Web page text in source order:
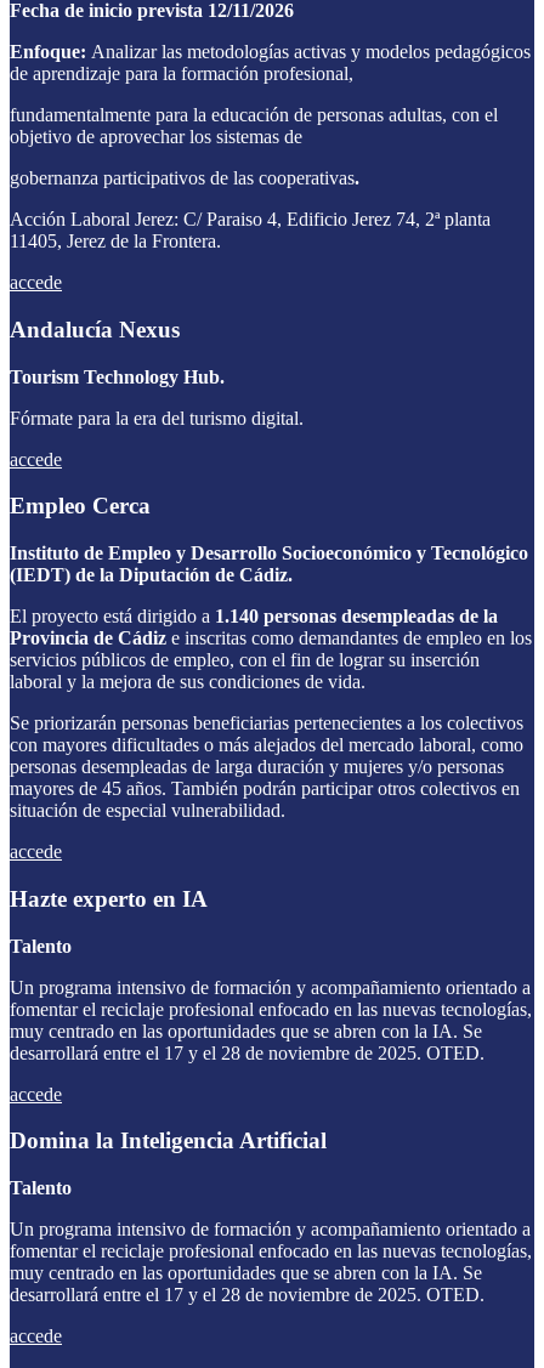
Fecha de inicio prevista 12/11/2026
Enfoque: Analizar las metodologías activas y modelos pedagógicos
de aprendizaje para la formación profesional,
fundamentalmente para la educación de personas adultas, con el
objetivo de aprovechar los sistemas de
gobernanza participativos de las cooperativas.
Acción Laboral Jerez: C/ Paraiso 4, Edificio Jerez 74, 2ª planta
11405, Jerez de la Frontera.
accede
Andalucía Nexus
Tourism Technology Hub.
Fórmate para la era del turismo digital.
accede
Empleo Cerca
Instituto de Empleo y Desarrollo Socioeconómico y Tecnológico
(IEDT) de la Diputación de Cádiz.
El proyecto está dirigido a 1.140 personas desempleadas de la
Provincia de Cádiz e inscritas como demandantes de empleo en los
servicios públicos de empleo, con el fin de lograr su inserción
laboral y la mejora de sus condiciones de vida.
Se priorizarán personas beneficiarias pertenecientes a los colectivos
con mayores dificultades o más alejados del mercado laboral, como
personas desempleadas de larga duración y mujeres y/o personas
mayores de 45 años. También podrán participar otros colectivos en
situación de especial vulnerabilidad.
accede
Hazte experto en IA
Talento
Un programa intensivo de formación y acompañamiento orientado a
fomentar el reciclaje profesional enfocado en las nuevas tecnologías,
muy centrado en las oportunidades que se abren con la IA. Se
desarrollará entre el 17 y el 28 de noviembre de 2025. OTED.
accede
Domina la Inteligencia Artificial
Talento
Un programa intensivo de formación y acompañamiento orientado a
fomentar el reciclaje profesional enfocado en las nuevas tecnologías,
muy centrado en las oportunidades que se abren con la IA. Se
desarrollará entre el 17 y el 28 de noviembre de 2025. OTED.
accede